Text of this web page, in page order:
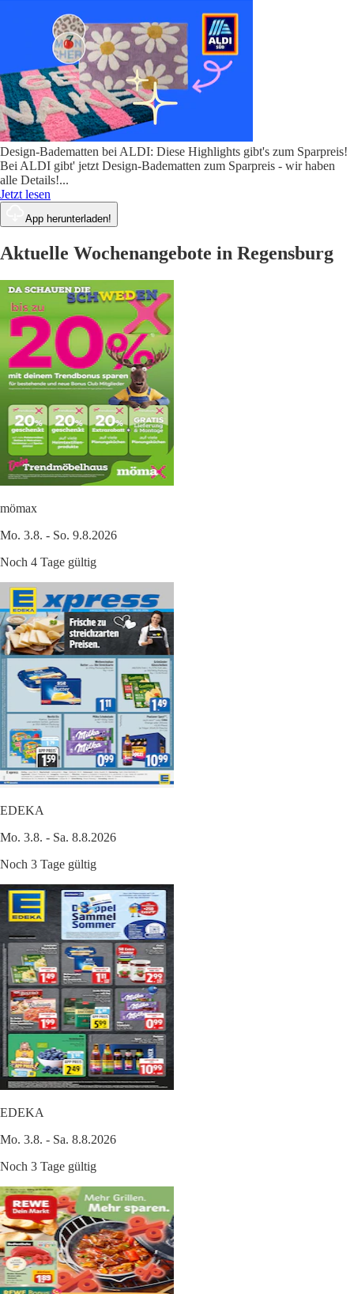
Design-Badematten bei ALDI: Diese Highlights gibt's zum Sparpreis!
Bei ALDI gibt' jetzt Design-Badematten zum Sparpreis - wir haben
alle Details!...
Jetzt lesen
App herunterladen!
Aktuelle Wochenangebote in Regensburg
mömax
Mo. 3.8. - So. 9.8.2026
Noch 4 Tage gültig
EDEKA
Mo. 3.8. - Sa. 8.8.2026
Noch 3 Tage gültig
EDEKA
Mo. 3.8. - Sa. 8.8.2026
Noch 3 Tage gültig